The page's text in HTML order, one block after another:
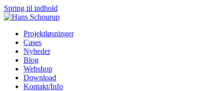
Spring til indhold
Projektløsninger
Cases
Nyheder
Blog
Webshop
Download
Kontakt/Info